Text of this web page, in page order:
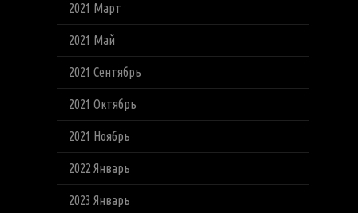
2021 Март
2021 Май
2021 Сентябрь
2021 Октябрь
2021 Ноябрь
2022 Январь
2023 Январь